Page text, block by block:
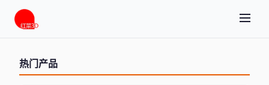
热门产品